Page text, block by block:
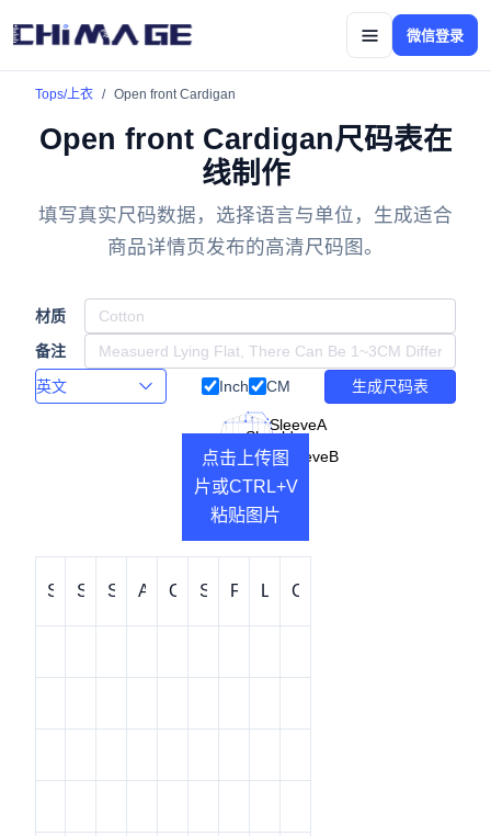
微信登录
Tops/上衣 Open front Cardigan
Open front Cardigan尺码表在
线制作
填写真实尺码数据，选择语言与单位，生成适合
商品详情页发布的高清尺码图。
材质
备注
Inch CM 生成尺码表
SleeveA
Shoulder
ArmChestSleeveB
ForearmLength
Cuff
点击上传图
片或CTRL+V
粘贴图片